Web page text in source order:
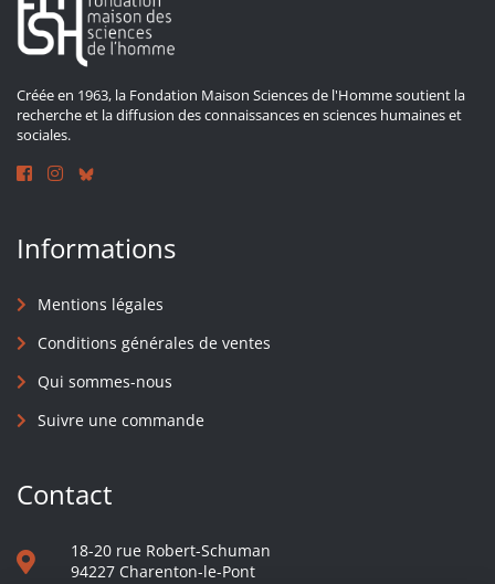
Créée en 1963, la Fondation Maison Sciences de l'Homme soutient la
recherche et la diffusion des connaissances en sciences humaines et
sociales.
Informations
Mentions légales
Conditions générales de ventes
Qui sommes-nous
Suivre une commande
Contact
18-20 rue Robert-Schuman
94227 Charenton-le-Pont